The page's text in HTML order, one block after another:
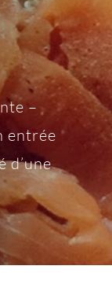
–
entrée
d’une